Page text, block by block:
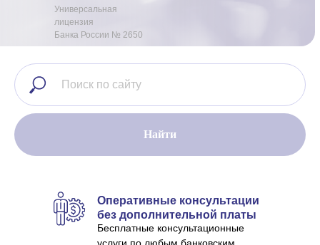
Универсальная
лицензия
Банка России № 2650
Найти
Оперативные консультации
без дополнительной платы
Бесплатные консультационные